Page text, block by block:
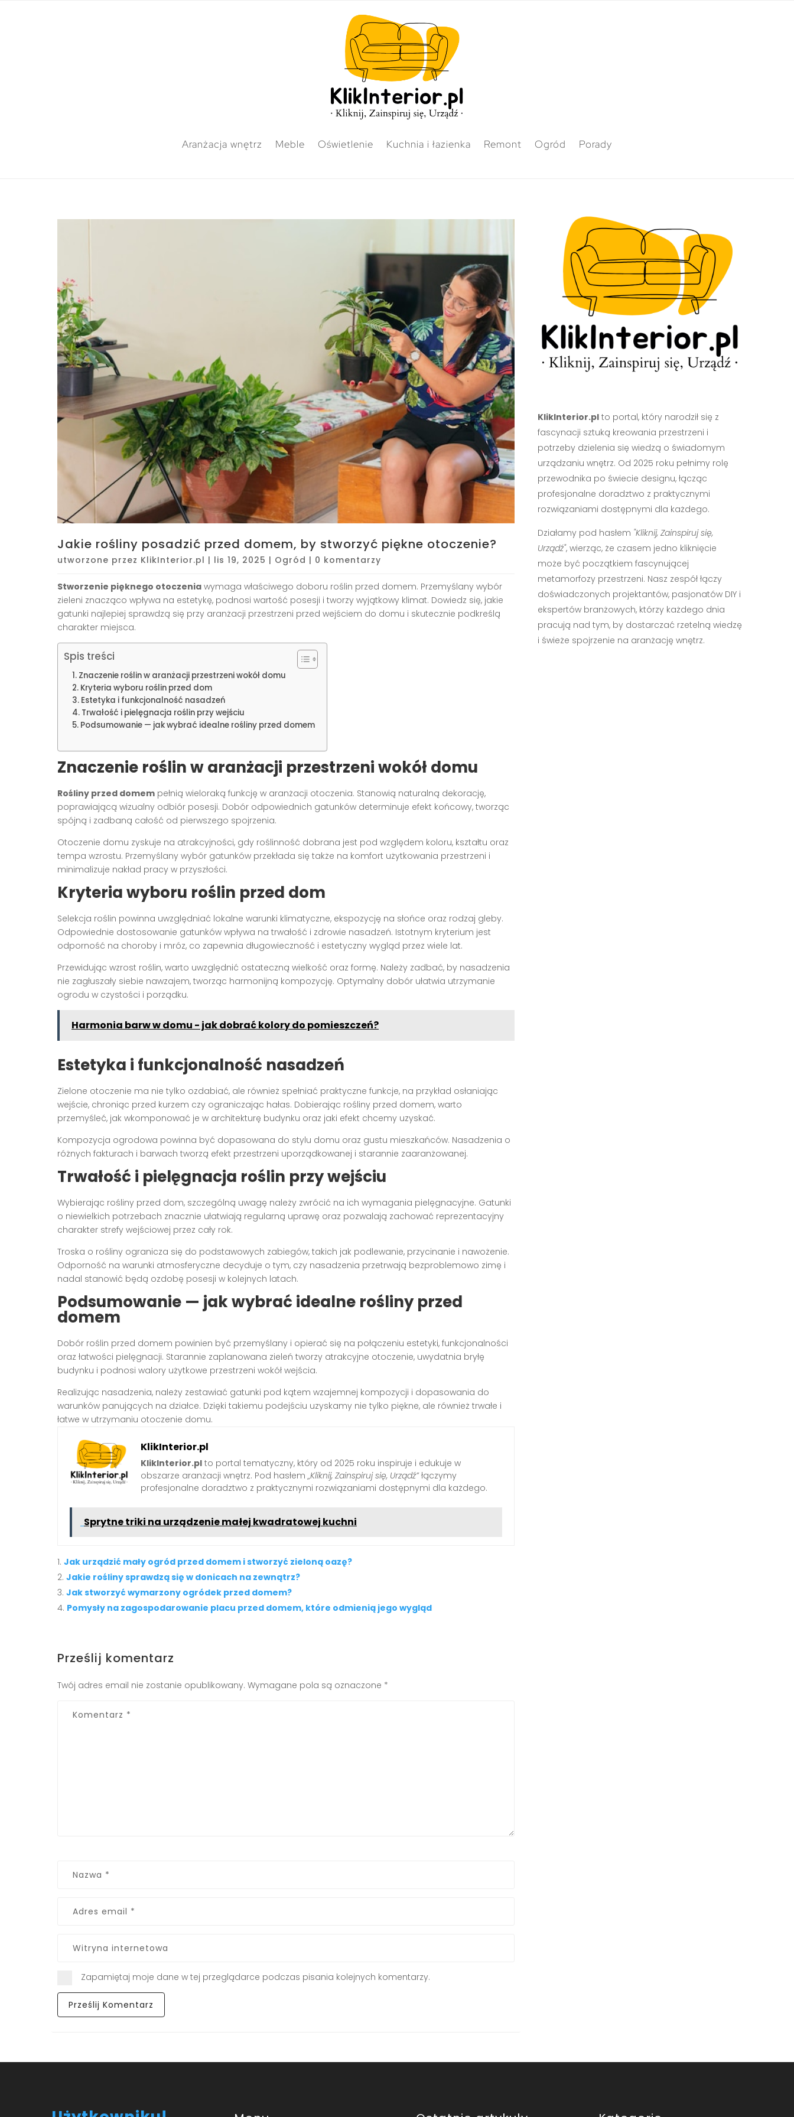
Aranżacja wnętrz Meble Oświetlenie Kuchnia i łazienka Remont Ogród Porady
Jakie rośliny posadzić przed domem, by stworzyć piękne otoczenie?
utworzone przez KlikInterior.pl | lis 19, 2025 | Ogród | 0 komentarzy
Stworzenie pięknego otoczenia wymaga właściwego doboru roślin przed domem. Przemyślany wybór
zieleni znacząco wpływa na estetykę, podnosi wartość posesji i tworzy wyjątkowy klimat. Dowiedz się, jakie
gatunki najlepiej sprawdzą się przy aranżacji przestrzeni przed wejściem do domu i skutecznie podkreślą
charakter miejsca.
Spis treści
Znaczenie roślin w aranżacji przestrzeni wokół domu
Kryteria wyboru roślin przed dom
Estetyka i funkcjonalność nasadzeń
Trwałość i pielęgnacja roślin przy wejściu
Podsumowanie — jak wybrać idealne rośliny przed domem
Znaczenie roślin w aranżacji przestrzeni wokół domu
Rośliny przed domem pełnią wieloraką funkcję w aranżacji otoczenia. Stanowią naturalną dekorację,
poprawiającą wizualny odbiór posesji. Dobór odpowiednich gatunków determinuje efekt końcowy, tworząc
spójną i zadbaną całość od pierwszego spojrzenia.
Otoczenie domu zyskuje na atrakcyjności, gdy roślinność dobrana jest pod względem koloru, kształtu oraz
tempa wzrostu. Przemyślany wybór gatunków przekłada się także na komfort użytkowania przestrzeni i
minimalizuje nakład pracy w przyszłości.
Kryteria wyboru roślin przed dom
Selekcja roślin powinna uwzględniać lokalne warunki klimatyczne, ekspozycję na słońce oraz rodzaj gleby.
Odpowiednie dostosowanie gatunków wpływa na trwałość i zdrowie nasadzeń. Istotnym kryterium jest
odporność na choroby i mróz, co zapewnia długowieczność i estetyczny wygląd przez wiele lat.
Przewidując wzrost roślin, warto uwzględnić ostateczną wielkość oraz formę. Należy zadbać, by nasadzenia
nie zagłuszały siebie nawzajem, tworząc harmonijną kompozycję. Optymalny dobór ułatwia utrzymanie
ogrodu w czystości i porządku.
Harmonia barw w domu - jak dobrać kolory do pomieszczeń?
Estetyka i funkcjonalność nasadzeń
Zielone otoczenie ma nie tylko ozdabiać, ale również spełniać praktyczne funkcje, na przykład osłaniając
wejście, chroniąc przed kurzem czy ograniczając hałas. Dobierając rośliny przed domem, warto
przemyśleć, jak wkomponować je w architekturę budynku oraz jaki efekt chcemy uzyskać.
Kompozycja ogrodowa powinna być dopasowana do stylu domu oraz gustu mieszkańców. Nasadzenia o
różnych fakturach i barwach tworzą efekt przestrzeni uporządkowanej i starannie zaaranżowanej.
Trwałość i pielęgnacja roślin przy wejściu
Wybierając rośliny przed dom, szczególną uwagę należy zwrócić na ich wymagania pielęgnacyjne. Gatunki
o niewielkich potrzebach znacznie ułatwiają regularną uprawę oraz pozwalają zachować reprezentacyjny
charakter strefy wejściowej przez cały rok.
Troska o rośliny ogranicza się do podstawowych zabiegów, takich jak podlewanie, przycinanie i nawożenie.
Odporność na warunki atmosferyczne decyduje o tym, czy nasadzenia przetrwają bezproblemowo zimę i
nadal stanowić będą ozdobę posesji w kolejnych latach.
Podsumowanie — jak wybrać idealne rośliny przed
domem
Dobór roślin przed domem powinien być przemyślany i opierać się na połączeniu estetyki, funkcjonalności
oraz łatwości pielęgnacji. Starannie zaplanowana zieleń tworzy atrakcyjne otoczenie, uwydatnia bryłę
budynku i podnosi walory użytkowe przestrzeni wokół wejścia.
Realizując nasadzenia, należy zestawiać gatunki pod kątem wzajemnej kompozycji i dopasowania do
warunków panujących na działce. Dzięki takiemu podejściu uzyskamy nie tylko piękne, ale również trwałe i
łatwe w utrzymaniu otoczenie domu.
KlikInterior.pl
KlikInterior.pl to portal tematyczny, który od 2025 roku inspiruje i edukuje w
obszarze aranżacji wnętrz. Pod hasłem„Kliknij, Zainspiruj się, Urządź”łączymy
profesjonalne doradztwo z praktycznymi rozwiązaniami dostępnymi dla każdego.
Sprytne triki na urządzenie małej kwadratowej kuchni
Jak urządzić mały ogród przed domem i stworzyć zieloną oazę?
Jakie rośliny sprawdzą się w donicach na zewnątrz?
Jak stworzyć wymarzony ogródek przed domem?
Pomysły na zagospodarowanie placu przed domem, które odmienią jego wygląd
Prześlij komentarz
Twój adres email nie zostanie opublikowany. Wymagane pola są oznaczone *
Zapamiętaj moje dane w tej przeglądarce podczas pisania kolejnych komentarzy.
KlikInterior.plto portal, który narodził się z
fascynacji sztuką kreowania przestrzeni i
potrzeby dzielenia się wiedzą o świadomym
urządzaniu wnętrz. Od 2025 roku pełnimy rolę
przewodnika po świecie designu, łącząc
profesjonalne doradztwo z praktycznymi
rozwiązaniami dostępnymi dla każdego.
Działamy pod hasłem "Kliknij, Zainspiruj się,
Urządź", wierząc, że czasem jedno kliknięcie
może być początkiem fascynującej
metamorfozy przestrzeni. Nasz zespół łączy
doświadczonych projektantów, pasjonatów DIY i
ekspertów branżowych, którzy każdego dnia
pracują nad tym, by dostarczać rzetelną wiedzę
i świeże spojrzenie na aranżację wnętrz.